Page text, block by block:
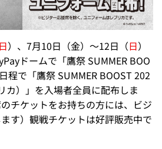
日）、7月10日（金）～12日（日）
ドームで「鷹祭 SUMMER BOO
程で「鷹祭 SUMMER BOOST 202
カ）」を入場者全員に配布しま
チケットをお持ちの方には、ビジ
す）観戦チケットは好評販売中で